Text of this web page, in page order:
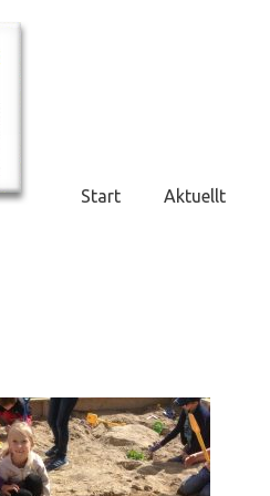
Start Aktuellt